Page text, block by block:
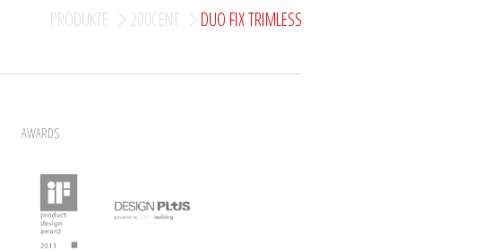
PRODUKTE 200CENT DUO FIX TRIMLESS
AWARDS